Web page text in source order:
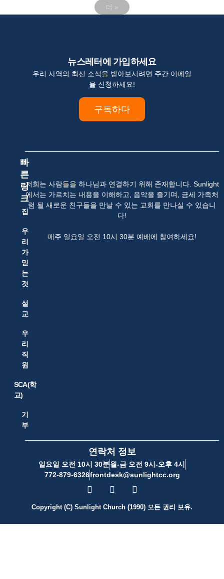
더 »
뉴스레터에 가입하세요
우리 사역의 최신 소식을 받아보시려면 주간 이메일
을 신청하세요!
구독하다
빠
른
링
크
집
우
리
가
믿
는
것
설
교
우
리
직
원
SCA(학
교)
기
부
저희는 사람들을 하나님과 연결하기 위해 존재합니다. Sunlight
에서는 가르치는 내용을 이해하고, 음악을 즐기며, 금세 가족처
럼 될 새로운 친구들을 만날 수 있는 교회를 만나실 수 있습니
다!
매주 일요일 오전 10시 30분 예배에 참여하세요!
연락처 정보
일요일 오전 10시 30분월-금 오전 9시-오후 4시
772-879-6326frontdesk@sunlightcc.org
Copyright (C) Sunlight Church (1990) 모든 권리 보유.